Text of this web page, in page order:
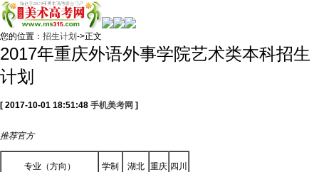
您的位置： 招生计划 ->正文
2017年重庆外语外事学院艺术类本科招生
计划
[ 2017-10-01 18:51:48 手机美考网 ]
推荐官方
专业（方向） 学制 湖北 重庆 四川